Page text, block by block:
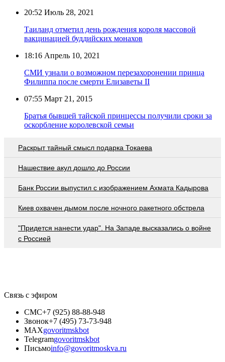
20:52 Июль 28, 2021
Таиланд отметил день рождения короля массовой
вакцинацией буддийских монахов
18:16 Апрель 10, 2021
СМИ узнали о возможном перезахоронении принца
Филиппа после смерти Елизаветы II
07:55 Март 21, 2015
Братья бывшей тайской принцессы получили сроки за
оскорбление королевской семьи
Раскрыт тайный смысл подарка Токаева
Нашествие акул дошло до России
Банк России выпустил c изображением Ахмата Кадырова
Киев охвачен дымом после ночного ракетного обстрела
"Придется нанести удар". На Западе высказались о войне
с Россией
Связь с эфиром
СМС+7 (925) 88-88-948
Звонок+7 (495) 73-73-948
MAXgovoritmskbot
Telegramgovoritmskbot
Письмоinfo@govoritmoskva.ru